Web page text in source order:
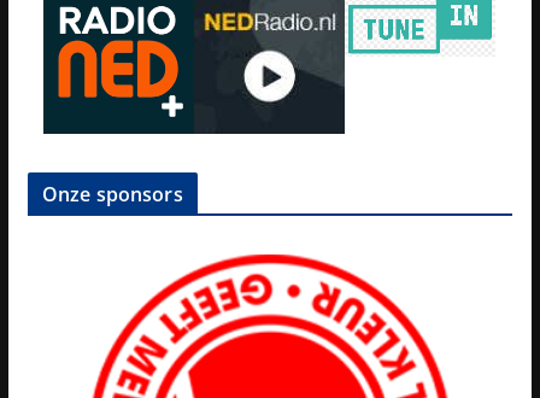
Onze sponsors